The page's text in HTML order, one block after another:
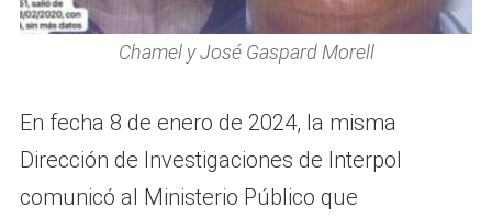
Chamel y José Gaspard Morell
En fecha 8 de enero de 2024, la misma
Dirección de Investigaciones de Interpol
comunicó al Ministerio Público que